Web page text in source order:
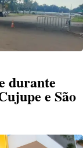
durante
e São